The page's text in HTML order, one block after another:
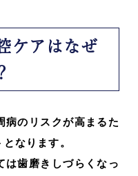
ケアはなぜ
病のリスクが高まるた
なります。
は歯磨きしづらくなっ